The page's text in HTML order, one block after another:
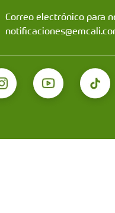
Correo electrónico para